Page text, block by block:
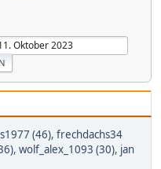
(46), frechdachs34
, wolf_alex_1093 (30), jan